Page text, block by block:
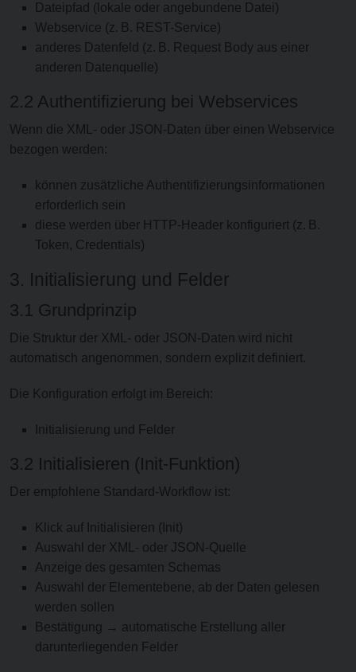
Dateipfad (lokale oder angebundene Datei)
Webservice (z. B. REST-Service)
anderes Datenfeld (z. B. Request Body aus einer
anderen Datenquelle)
2.2 Authentifizierung bei Webservices
Wenn die XML- oder JSON-Daten über einen Webservice
bezogen werden:
können zusätzliche Authentifizierungsinformationen
erforderlich sein
diese werden über HTTP-Header konfiguriert (z. B.
Token, Credentials)
3. Initialisierung und Felder
3.1 Grundprinzip
Die Struktur der XML- oder JSON-Daten wird nicht
automatisch angenommen, sondern explizit definiert.
Die Konfiguration erfolgt im Bereich:
Initialisierung und Felder
3.2 Initialisieren (Init-Funktion)
Der empfohlene Standard-Workflow ist:
Klick auf Initialisieren (Init)
Auswahl der XML- oder JSON-Quelle
Anzeige des gesamten Schemas
Auswahl der Elementebene, ab der Daten gelesen
werden sollen
Bestätigung → automatische Erstellung aller
darunterliegenden Felder